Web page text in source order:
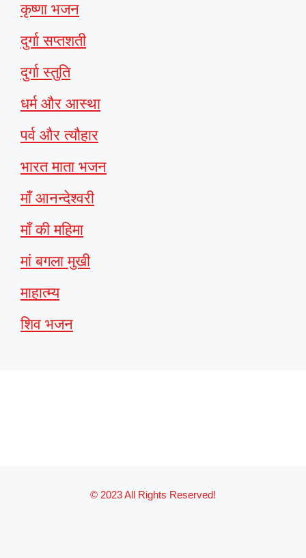
कृष्णा भजन
दुर्गा सप्तशती
दुर्गा स्तुति
धर्म और आस्था
पर्व और त्यौहार
भारत माता भजन
माँ आनन्देश्वरी
माँ की महिमा
मां बगला मुखी
माहात्म्य
शिव भजन
© 2023 All Rights Reserved!